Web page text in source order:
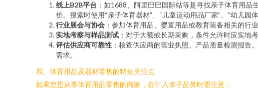
线上B2B平台 ：如1688、阿里巴巴国际站等是寻找亲子体育用
价。搜索时使用“亲子体育器材”、“儿童运动用品厂家”、“幼儿园
行业展会与协会 ：参加体育用品、婴童用品或教育装备相关的行
实地考察与样品测试 ：对于大额或长期采购，条件允许时应实地
评估供应商可靠性 ：核查供应商的营业执照、产品质量检测报
需求。
四、体育用品及器材零售的特别关注点
如果您是从事体育用品零售的商家，在引入亲子品类时需注意：